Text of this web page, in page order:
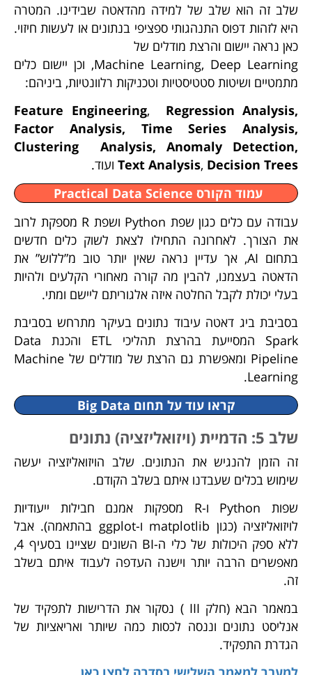
שלב זה הוא שלב של למידה מהדאטה שבידינו. המטרה
היא לזהות דפוס התנהגותי ספציפי בנתונים או לעשות חיזוי.
כאן נראה יישום והרצת מודלים של
Machine Learning, Deep Learning, וכן יישום כלים
מתמטיים ושיטות סטטיסטיות וטכניקות רלוונטיות, ביניהם:
Feature Engineering, Regression Analysis,
Factor Analysis, Time Series Analysis,
Clustering Analysis, Anomaly Detection,
Text Analysis, Decision Trees
ועוד.
עמוד הקורס Practical Data Science
עבודה עם כלים כגון שפת Python ושפת R מספקת לרוב
את הצורך. לאחרונה התחילו לצאת לשוק כלים חדשים
בתחום AI, אך עדיין נראה שאין יותר טוב מ”ללוש” את
הדאטה בעצמנו, להבין מה קורה מאחורי הקלעים ולהיות
בעלי יכולת לקבל החלטה איזה אלגוריתם ליישם ומתי.
בסביבת ביג דאטה עיבוד נתונים בעיקר מתרחש בסביבת
Spark המסייעת בהרצת תהליכי ETL והכנת Data
Pipeline ומאפשרת גם הרצת של מודלים של Machine
Learning.
קראו עוד על תחום Big Data
שלב 5: הד מיית (ויזואליזציה) נתונים
זה הזמן להנגיש את הנתונים. שלב הויזואליזציה יעשה
שימוש בכלים שעבדנו איתם בשלב הקודם.
שפות Python ו-R מספקות אמנם חבילות ייעודיות
לויזואליזציה (כגון matplotlib ו-ggplot בהתאמה). אבל
ללא ספק היכולות של כלי ה-BI השונים שציינו בסעיף 4,
מאפשרים הרבה יותר וישנה העדפה לעבוד איתם בשלב
זה.
במאמר הבא (חלק III ) נסקור את הדרישות לתפקיד של
אנליסט נתונים וננסה לכסות כמה שיותר ואריאציות של
הגדרת התפקיד.